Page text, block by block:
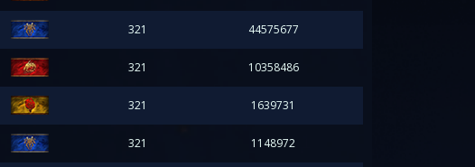
321 44575677
321 10358486
321 1639731
321 1148972